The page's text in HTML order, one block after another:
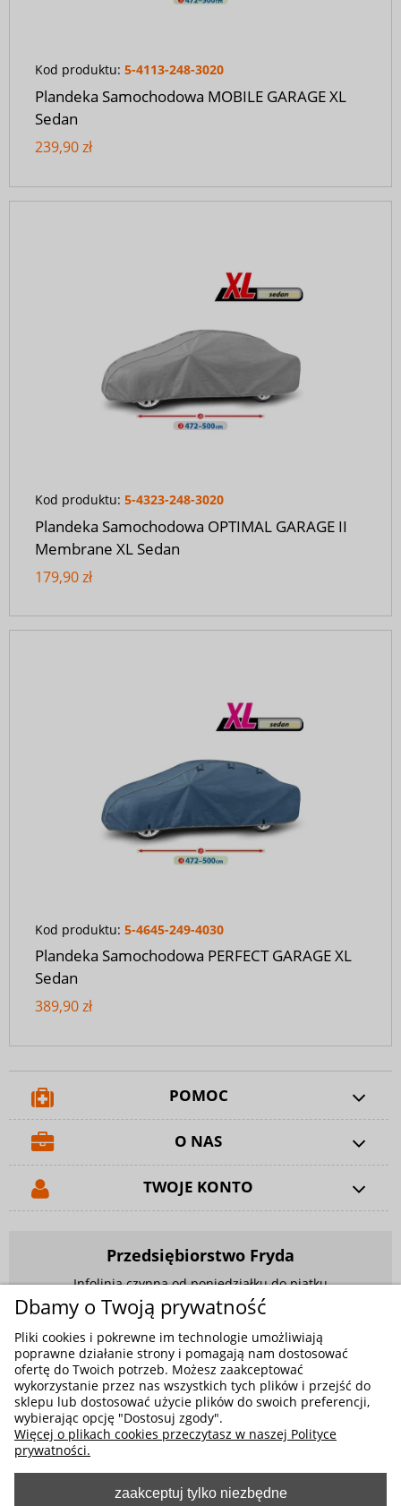
Kod produktu: 5-4113-248-3020
Plandeka Samochodowa MOBILE GARAGE XL
Sedan
239,90 zł
Kod produktu: 5-4323-248-3020
Plandeka Samochodowa OPTIMAL GARAGE II
Membrane XL Sedan
179,90 zł
Kod produktu: 5-4645-249-4030
Plandeka Samochodowa PERFECT GARAGE XL
Sedan
389,90 zł
POMOC
O NAS
TWOJE KONTO
Przedsiębiorstwo Fryda
Infolinia czynna od poniedziałku do piątku
w godzinach 9.00 - 17.00
881 703 704
E-mail:sklep@fryda.com.pl
Sklepy stacjonarne:
ul. Składowa 26, 34-400 Nowy Targ
ul. Żywiecka 91, 43-300 Bielsko-Biała
Dbamy o Twoją prywatność
Pliki cookies i pokrewne im technologie umożliwiają
poprawne działanie strony i pomagają nam dostosować
ofertę do Twoich potrzeb. Możesz zaakceptować
wykorzystanie przez nas wszystkich tych plików i przejść do
sklepu lub dostosować użycie plików do swoich preferencji,
wybierając opcję "Dostosuj zgody".
Więcej o plikach cookies przeczytasz w naszej Polityce
prywatności.
zaakceptuj tylko niezbędne